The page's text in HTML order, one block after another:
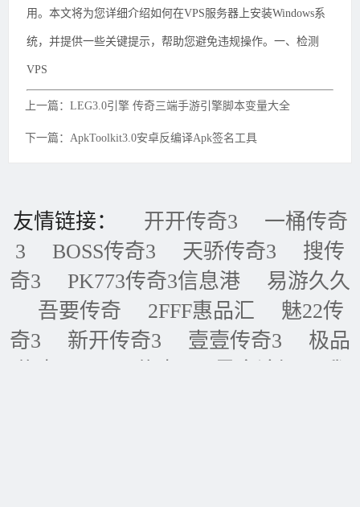
用。本文将为您详细介绍如何在VPS服务器上安装Windows系
统，并提供一些关键提示，帮助您避免违规操作。一、检测
VPS
上一篇：LEG3.0引擎 传奇三端手游引擎脚本变量大全
下一篇：ApkToolkit3.0安卓反编译Apk签名工具
友情链接： 开开传奇3
一桶传奇
3
BOSS传奇3 天骄传奇3
搜传
奇3
PK773传奇3信息港
易游久久
吾要传奇
2FFF惠品汇
魅22传
奇3
新开传奇3 壹壹传奇3
极品